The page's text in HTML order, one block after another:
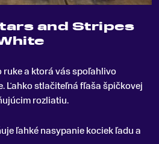
and Stripes
ruke a ktorá vás spoľahlivo
.Ľahko stlačiteľná fľaša špičkovej
rozliatiu.
ľahké nasypanie kociek ľadu a